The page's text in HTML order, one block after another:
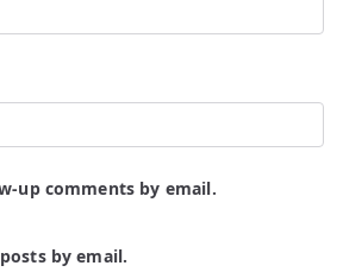
up comments by email.
by email.